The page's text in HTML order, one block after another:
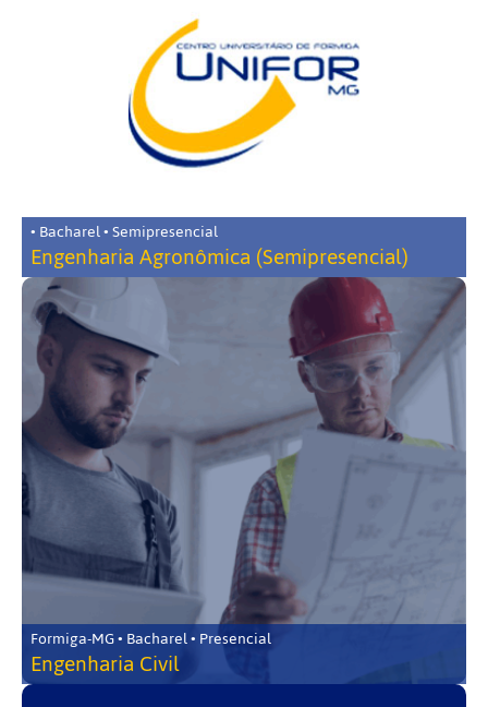
• Bacharel • Semipresencial
Engenharia Agronômica (Semipresencial)
Formiga-MG • Bacharel • Presencial
Engenharia Civil